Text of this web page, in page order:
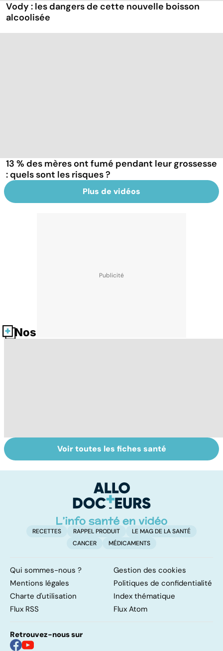
Vody : les dangers de cette nouvelle boisson
alcoolisée
13 % des mères ont fumé pendant leur grossesse
: quels sont les risques ?
Plus de vidéos
Nos fiches santé
Faire du sport à
domicile, c'est
Don de gamètes :
le pour et le
levée de
l'anonymat
Voir toutes les fiches santé
RECETTES RAPPEL PRODUIT
LE MAG DE LA SANTÉ
CANCER
MÉDICAMENTS
Qui sommes-nous ?
Gestion des cookies
Mentions légales
Politiques de confidentialité
Charte d'utilisation
Index thématique
Flux RSS
Flux Atom
Retrouvez-nous sur